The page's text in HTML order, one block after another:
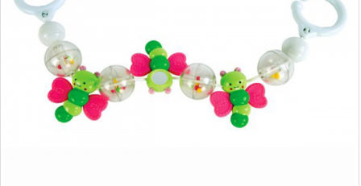
Оплата
Доставка